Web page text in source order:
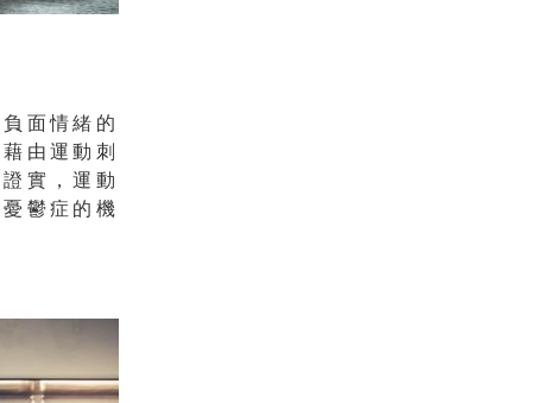
面情緒的
由運動刺
實，運動
鬱症的機